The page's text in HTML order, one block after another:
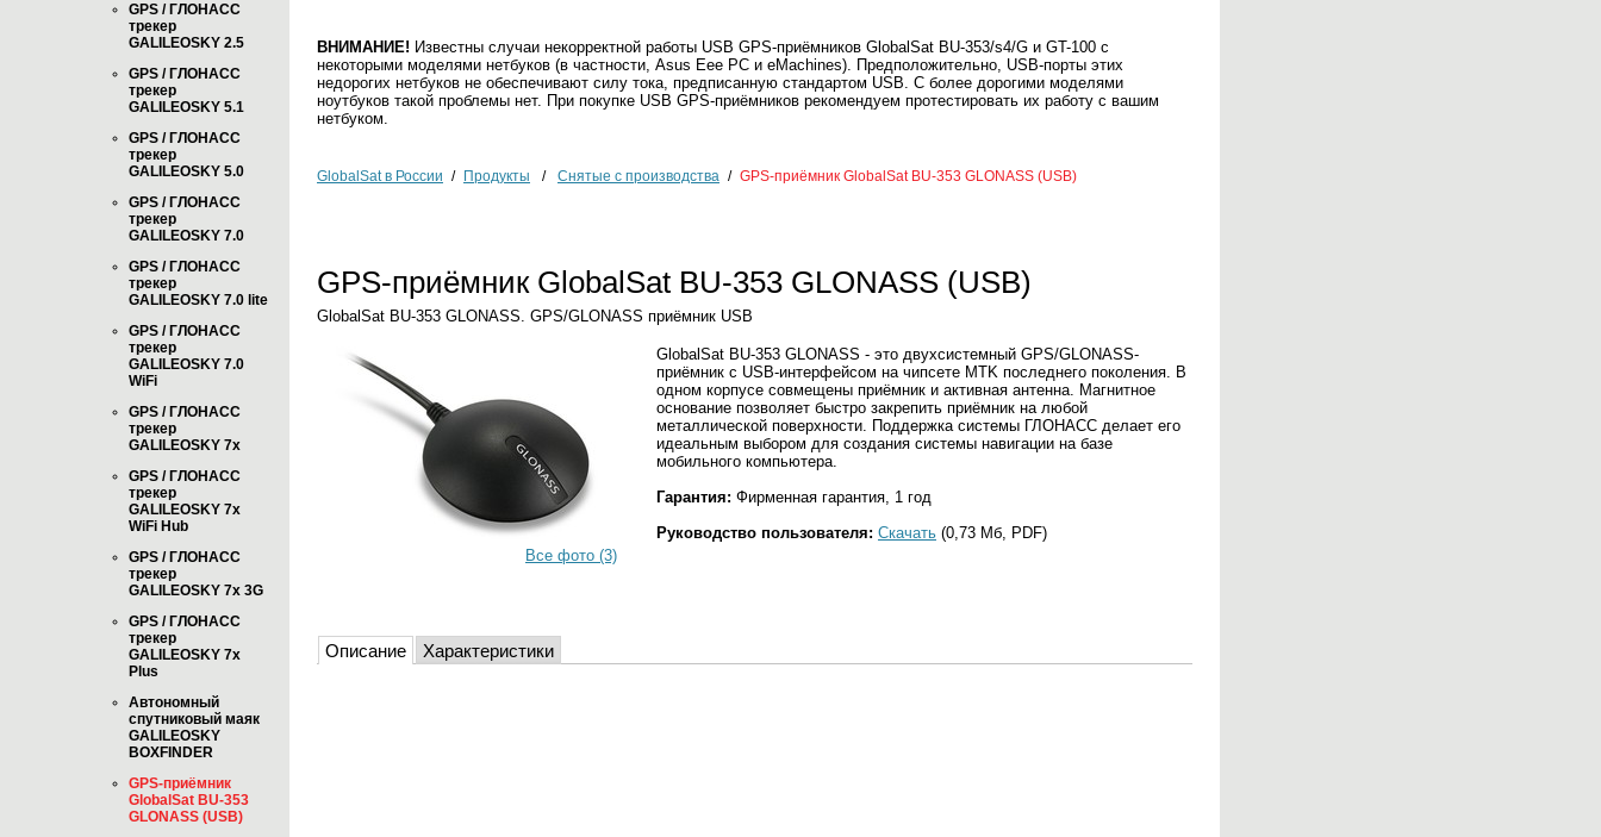
GPS / ГЛОНАСС
трекер
GALILEOSKY 2.5
GPS / ГЛОНАСС
трекер
GALILEOSKY 5.1
GPS / ГЛОНАСС
трекер
GALILEOSKY 5.0
GPS / ГЛОНАСС
трекер
GALILEOSKY 7.0
GPS / ГЛОНАСС
трекер
GALILEOSKY 7.0 lite
GPS / ГЛОНАСС
трекер
GALILEOSKY 7.0
WiFi
GPS / ГЛОНАСС
трекер
GALILEOSKY 7x
GPS / ГЛОНАСС
трекер
GALILEOSKY 7x
WiFi Hub
GPS / ГЛОНАСС
трекер
GALILEOSKY 7x 3G
GPS / ГЛОНАСС
трекер
GALILEOSKY 7x
Plus
Автономный
спутниковый маяк
GALILEOSKY
BOXFINDER
GPS-приёмник
GlobalSat BU-353
GLONASS (USB)
ВНИМАНИЕ! Известны случаи некорректной работы USB GPS-приёмников GlobalSat BU-353/s4/G и GT-100 с
некоторыми моделями нетбуков (в частности, Asus Eee PC и eMachines). Предположительно, USB-порты этих
недорогих нетбуков не обеспечивают силу тока, предписанную стандартом USB. С более дорогими моделями
ноутбуков такой проблемы нет. При покупке USB GPS-приёмников рекомендуем протестировать их работу с вашим
нетбуком.
GlobalSat в России / Продукты / Снятые с производства / GPS-приёмник GlobalSat BU-353 GLONASS (USB)
GPS-приёмник GlobalSat BU-353 GLONASS (USB)
GlobalSat BU-353 GLONASS. GPS/GLONASS приёмник USB
Все фото (3)
GlobalSat BU-353 GLONASS - это двухсистемный GPS/GLONASS-
приёмник с USB-интерфейсом на чипсете MTK последнего поколения. В
одном корпусе совмещены приёмник и активная антенна. Магнитное
основание позволяет быстро закрепить приёмник на любой
металлической поверхности. Поддержка системы ГЛОНАСС делает его
идеальным выбором для создания системы навигации на базе
мобильного компьютера.
Гарантия: Фирменная гарантия, 1 год
Руководство пользователя: Скачать (0,73 Мб, PDF)
Описание Характеристики